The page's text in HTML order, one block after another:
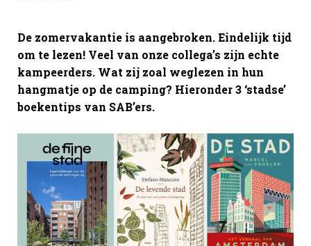
De zomervakantie is aangebroken. Eindelijk tijd
om te lezen! Veel van onze collega’s zijn echte
kampeerders. Wat zij zoal weglezen in hun
hangmatje op de camping? Hieronder 3 ‘stadse’
boekentips van SAB’ers.